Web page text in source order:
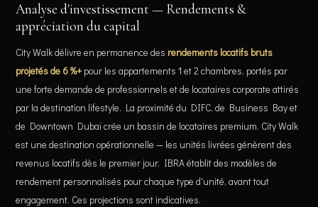
Analyse d'investissement — Rendements &
appréciation du capital
City Walk délivre en permanence des rendements locatifs bruts
projetés de 6 %+ pour les appartements 1 et 2 chambres, portés par
une forte demande de professionnels et de locataires corporate attirés
par la destination lifestyle. La proximité du DIFC, de Business Bay et
de Downtown Dubaï crée un bassin de locataires premium. City Walk
est une destination opérationnelle — les unités livrées génèrent des
revenus locatifs dès le premier jour. IBRA établit des modèles de
rendement personnalisés pour chaque type d'unité, avant tout
engagement. Ces projections sont indicatives.